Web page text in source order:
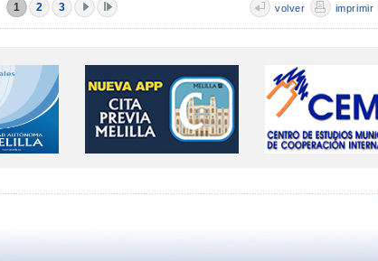
1 2 3 volver imprimir